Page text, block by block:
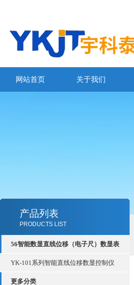
网站首页 关于我们
产品列表
PRODUCTS LIST
56智能数显直线位移（电子尺）数显表
YK-101系列智能直线位移数显控制仪
更多分类